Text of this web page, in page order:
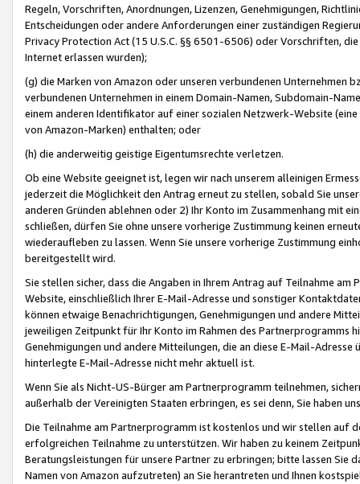
Regeln, Vorschriften, Anordnungen, Lizenzen, Genehmigungen,
Entscheidungen oder andere Anforderungen einer zuständigen
Privacy Protection Act (15 U.S.C. §§ 6501-6506) oder Vorschriften,
Internet erlassen wurden);
(g) die Marken von Amazon oder unseren verbundenen Unternehmen
verbundenen Unternehmen in einem Domain-Namen, Subdomain-
einem anderen Identifikator auf einer sozialen Netzwerk-Website
von Amazon-Marken) enthalten; oder
(h) die anderweitig geistige Eigentumsrechte verletzen.
Ob eine Website geeignet ist, legen wir nach unserem alleinigen
jederzeit die Möglichkeit den Antrag erneut zu stellen, sobald Sie
anderen Gründen ablehnen oder 2) Ihr Konto im Zusammenhang mit
schließen, dürfen Sie ohne unsere vorherige Zustimmung keinen
wiederaufleben zu lassen. Wenn Sie unsere vorherige Zustimmung
bereitgestellt wird.
Sie stellen sicher, dass die Angaben in Ihrem Antrag auf Teilnahme
Website, einschließlich Ihrer E-Mail-Adresse und sonstiger
können etwaige Benachrichtigungen, Genehmigungen und andere
jeweiligen Zeitpunkt für Ihr Konto im Rahmen des Partnerprogramms
Genehmigungen und andere Mitteilungen, die an diese E-Mail-
hinterlegte E-Mail-Adresse nicht mehr aktuell ist.
Wenn Sie als Nicht-US-Bürger am Partnerprogramm teilnehmen,
außerhalb der Vereinigten Staaten erbringen, es sei denn, Sie haben
Die Teilnahme am Partnerprogramm ist kostenlos und wir stellen auf
erfolgreichen Teilnahme zu unterstützen. Wir haben zu keinem
Beratungsleistungen für unsere Partner zu erbringen; bitte lassen Sie
Namen von Amazon aufzutreten) an Sie herantreten und Ihnen